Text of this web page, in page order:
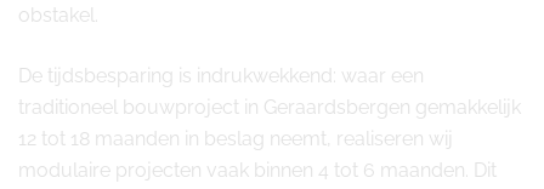
obstakel.
De tijdsbesparing is indrukwekkend: waar een
traditioneel bouwproject in Geraardsbergen gemakkelijk
12 tot 18 maanden in beslag neemt, realiseren wij
modulaire projecten vaak binnen 4 tot 6 maanden. Dit